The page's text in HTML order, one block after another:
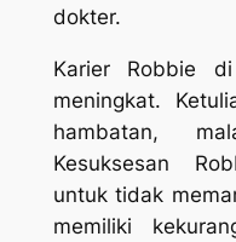
dokter.
Karier Robbie
meningkat.
hambatan,
Kesuksesan
untuk tidak
memiliki